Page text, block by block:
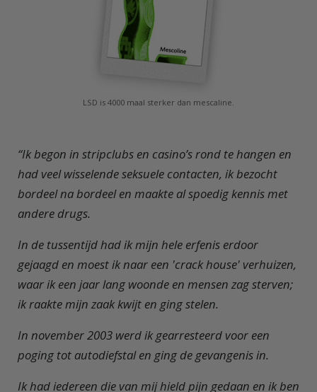
LSD is 4000 maal sterker dan mescaline.
“Ik begon in stripclubs en casino’s rond te hangen en
had veel wisselende seksuele contacten, ik bezocht
bordeel na bordeel en maakte al spoedig kennis met
andere drugs.
In de tussentijd had ik mijn hele erfenis erdoor
gejaagd en moest ik naar een 'crack house' verhuizen,
waar ik een jaar lang woonde en mensen zag sterven;
ik raakte mijn zaak kwijt en ging stelen.
In november 2003 werd ik gearresteerd voor een
poging tot autodiefstal en ging de gevangenis in.
Ik had iedereen die van mij hield pijn gedaan en ik ben